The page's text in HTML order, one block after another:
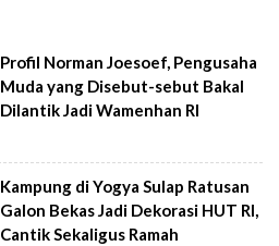
Profil Norman Joesoef, Pengusaha
Muda yang Disebut-sebut Bakal
Dilantik Jadi Wamenhan RI
Kampung di Yogya Sulap Ratusan
Galon Bekas Jadi Dekorasi HUT RI,
Cantik Sekaligus Ramah